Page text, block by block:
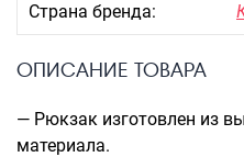
Страна бренда:
ОПИСАНИЕ ТОВАРА
— Рюкзак изготовлен из
материала.